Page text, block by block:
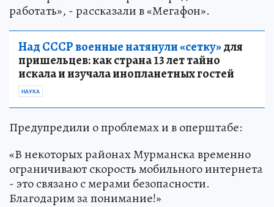
работать», - рассказали в «Мегафон».
Над СССР военные натянули «сетку»для
пришельцев: как страна 13 лет тайно
искала и изучала инопланетных гостей
НАУКА
Предупредили о проблемах и в оперштабе:
«В некоторых районах Мурманска временно
ограничивают скорость мобильного интернета
- это связано с мерами безопасности.
Благодарим за понимание!»